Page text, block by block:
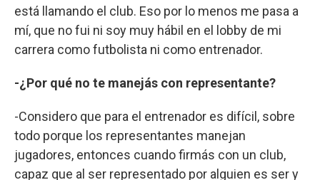
está llamando el club. Eso por lo menos me pasa a
mí, que no fui ni soy muy hábil en el lobby de mi
carrera como futbolista ni como entrenador.
-¿Por qué no te manejás con representante?
-Considero que para el entrenador es difícil, sobre
todo porque los representantes manejan
jugadores, entonces cuando firmás con un club,
capaz que al ser representado por alguien es ser y